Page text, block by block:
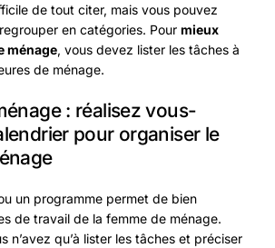
de tout citer, mais vous pouvez
en catégories. Pour mieux
ménage, vous devez lister les tâches à
de ménage.
: réalisez vous-
pour organiser le
un programme permet de bien
de travail de la femme de ménage.
n’avez qu’à lister les tâches et préciser